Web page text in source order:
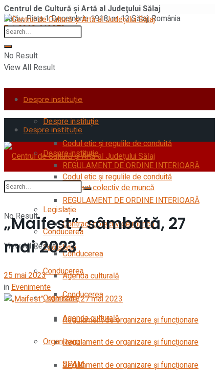
Centrul de Cultură şi Artă al Judeţului Sălaj
Zalău, Piaţa 1 Decembrie 1918, nr. 12 Sălaj, România
Tel: 0260-612870
No Result
View All Result
Despre instituție
Despre instituție
Codul etic şi regulile de conduită
REGULAMENT DE ORDINE INTERIOARĂ
Contract colectiv de muncă
Legislație
Conducerea
Conducerea
Agenda culturală
Organizare
Regulament de organizare și funcționare
Regulament de organizare și funcționare
SPAM
Despre instituție
Despre instituție
Codul etic şi regulile de conduită
REGULAMENT DE ORDINE INTERIOARĂ
Contract colectiv de muncă
Legislație
Conducerea
Conducerea
Agenda culturală
Organizare
Regulament de organizare și funcționare
No Result
View All Result
„Maifest”, sâmbătă, 27
mai 2023
25 mai 2023
inEvenimente